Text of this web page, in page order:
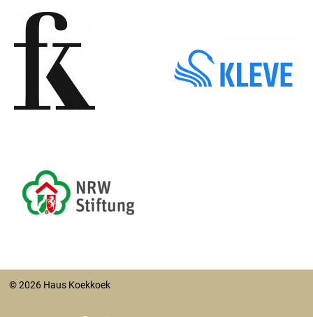
© 2026 Haus Koekkoek